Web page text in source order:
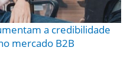
a credibilidade
mercado B2B